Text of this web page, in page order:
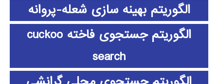
الگوریتم بهینه سازی شعله-پروانه
الگوریتم جستجوی فاخته cuckoo
search